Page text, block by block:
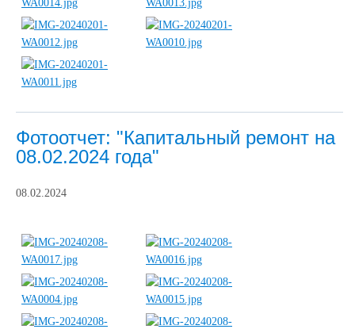
Фотоотчет: "Капитальный ремонт на
08.02.2024 года"
08.02.2024